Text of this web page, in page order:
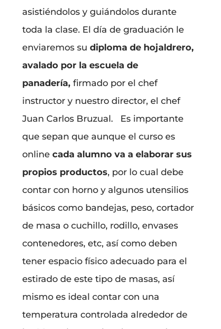
asistiéndolos y guiándolos durante
toda la clase. El día de graduación le
enviaremos su diploma de hojaldrero,
avalado por la escuela de
panadería, firmado por el chef
instructor y nuestro director, el chef
Juan Carlos Bruzual. Es importante
que sepan que aunque el curso es
online cada alumno va a elaborar sus
propios productos, por lo cual debe
contar con horno y algunos utensilios
básicos como bandejas, peso, cortador
de masa o cuchillo, rodillo, envases
contenedores, etc, así como deben
tener espacio físico adecuado para el
estirado de este tipo de masas, así
mismo es ideal contar con una
temperatura controlada alrededor de